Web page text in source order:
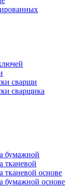
сварщи
сварщика
бумажной
тканевой
тканевой основе
бумажной основе